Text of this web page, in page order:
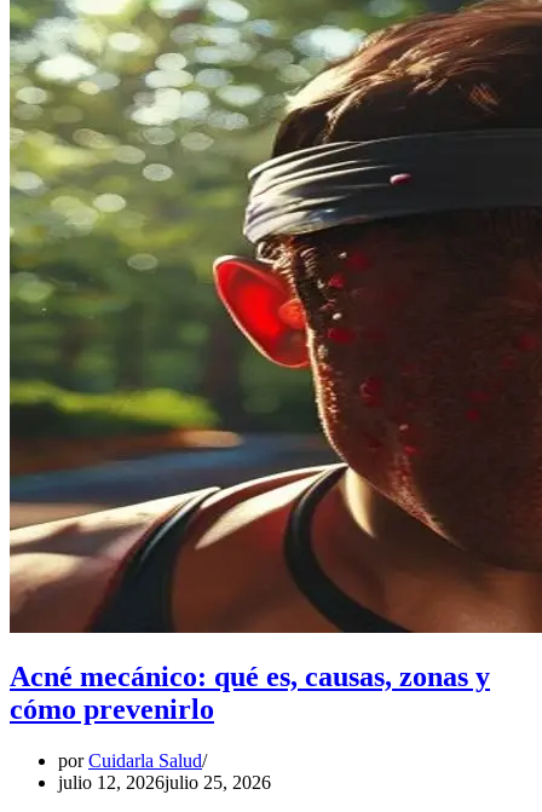
Acné mecánico: qué es, causas, zonas y
cómo prevenirlo
porCuidarla Salud
julio 12, 2026julio 25, 2026